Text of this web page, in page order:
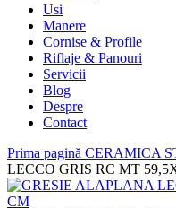
Usi
Manere
Cornise & Profile
Riflaje & Panouri
Servicii
Blog
Despre
Contact
Prima pagină CERAMICA
LECCO GRIS RC MT